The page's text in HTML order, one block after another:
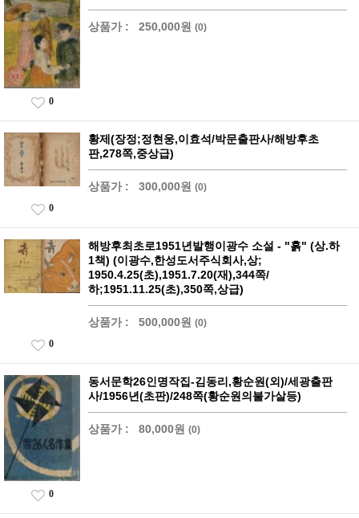
상품가 : 250,000원 (0)
0
황제(장정;정현웅,이효석/박문출판사/해방후초
판,278쪽,중상급)
상품가 : 300,000원 (0)
0
해방후최초로1951년발행이광수 소설 - "흙" (상.하
1책) (이광수,한성도서주식회사,상;
1950.4.25(초),1951.7.20(재),344쪽/
하;1951.11.25(초),350쪽,상급)
상품가 : 500,000원 (0)
0
동서문학26인명작집-김동리,황순원(외)/세광출판
사/1956년(초판)/248쪽(황순원의불가살등)
상품가 : 80,000원 (0)
0